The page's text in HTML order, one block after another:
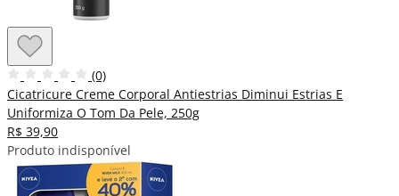
(0)
Cicatricure Creme Corporal Antiestrias Diminui Estrias E
Uniformiza O Tom Da Pele, 250g
R$ 39,90
Produto indisponível